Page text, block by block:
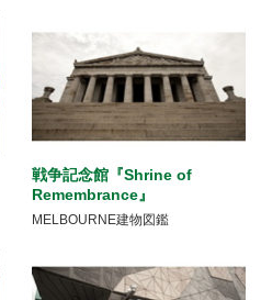
戦争記念館『Shrine of
Remembrance』
MELBOURNE建物図鑑